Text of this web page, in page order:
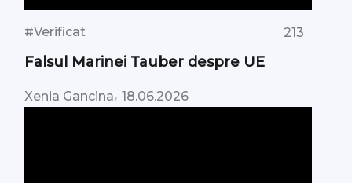
#Verificat 213
Falsul Marinei Tauber despre UE
Xenia Gancina,18.06.2026